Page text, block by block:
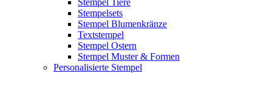
Stempel Tiere
Stempelsets
Stempel Blumenkränze
Textstempel
Stempel Ostern
Stempel Muster & Formen
Personalisierte Stempel